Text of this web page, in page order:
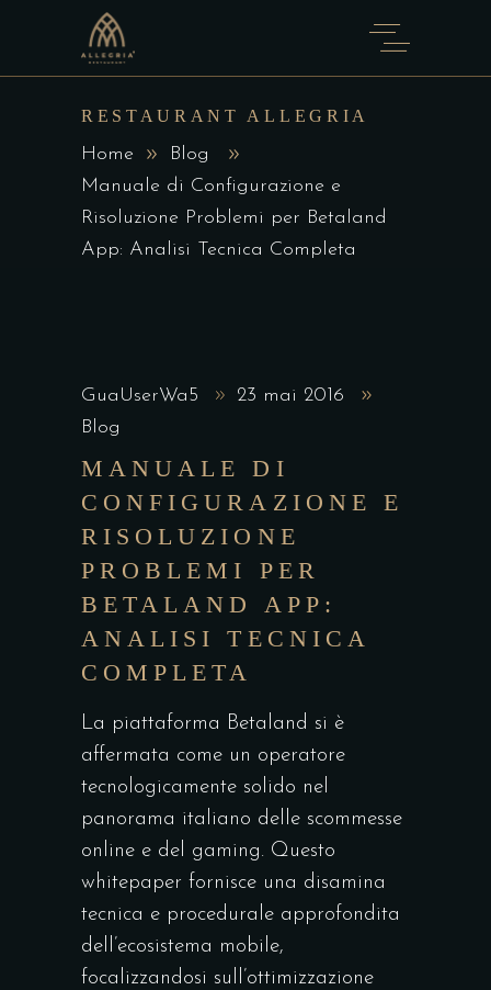
RESTAURANT ALLEGRIA
Home
Blog
Manuale di Configurazione e
Risoluzione Problemi per Betaland
App: Analisi Tecnica Completa
GuaUserWa5
23 mai 2016
Blog
MANUALE DI
CONFIGURAZIONE E
RISOLUZIONE
PROBLEMI PER
BETALAND APP:
ANALISI TECNICA
COMPLETA
La piattaforma Betaland si è
affermata come un operatore
tecnologicamente solido nel
panorama italiano delle scommesse
online e del gaming. Questo
whitepaper fornisce una disamina
tecnica e procedurale approfondita
dell’ecosistema mobile,
focalizzandosi sull’ottimizzazione